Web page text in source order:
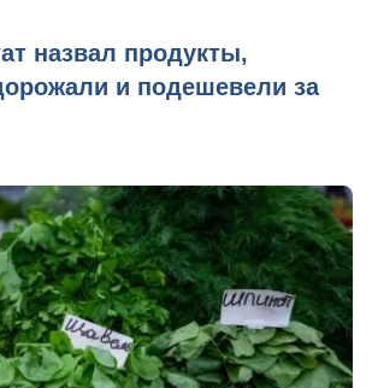
назвал продукты,
и подешевели за